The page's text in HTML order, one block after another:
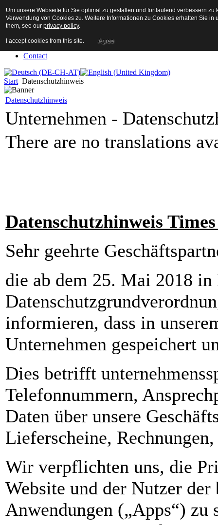
Home
Company
Products
Service
Contact
Start Datenschutzhinweis
Datenschutzhinweis
Unternehmen -
There are no translations
Datenschutzhinweis
Sehr geehrte
die ab dem 25. Mai 2018
informieren, dass in
Unternehmen gespeichert
Dies betrifft
Telefonnummern,
Daten über unsere
Lieferscheine,
Wir verpflichten uns, die
Website und der Nutzer
Anwendungen („Apps“) zu
Um unsere Webseite für Sie optimal zu gestalten und fortlaufend verbessern
Verwendung von Cookies zu. Weitere Informationen zu Cookies erhalten Sie
them, see our privacy policy.
I accept cookies from this site. Agree